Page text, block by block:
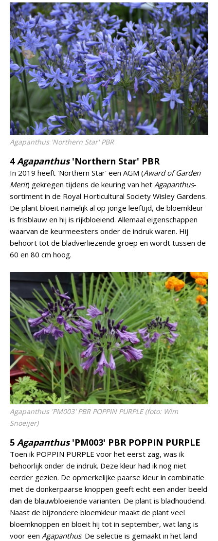
Agapanthus'Northern Star' PBR
4Agapanthus'Northern Star' PBR
In 2019 heeft 'Northern Star' een AGM (Award of Garden
Merit) gekregen tijdens de keuring van het Agapanthus-
sortiment in de Royal Horticultural Society Wisley Gardens.
De plant bloeit namelijk al op jonge leeftijd, de bloemkleur
is frisblauw en hij is rijkbloeiend. Allemaal eigenschappen
waarvan de keurmeesters onder de indruk waren. Hij
behoort tot de bladverliezende groep en wordt tussen de
60 en 80 cm hoog.
Agapanthus'PM003' PBR POPPIN PURPLE (foto: Wim
Snoeijer)
5 Agapanthus'PM003' PBR POPPIN PURPLE
Toen ik POPPIN PURPLE voor het eerst zag, was ik
behoorlijk onder de indruk. Deze kleur had ik nog niet
eerder gezien. De opmerkelijke paarse kleur in combinatie
met de donkerpaarse knoppen geeft echt een ander beeld
dan de blauwbloeiende varianten. De plant is bladhoudend.
Naast de bijzondere bloemkleur maakt de plant veel
bloemknoppen en bloeit hij tot in september, wat lang is
voor een Agapanthus. De selectie is gemaakt in het land